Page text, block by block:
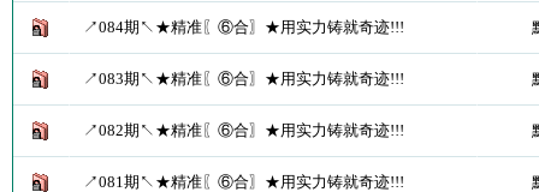
↗084期↖★精准〖⑥合〗★用实力铸就奇迹!!!
↗083期↖★精准〖⑥合〗★用实力铸就奇迹!!!
↗082期↖★精准〖⑥合〗★用实力铸就奇迹!!!
↗081期↖★精准〖⑥合〗★用实力铸就奇迹!!!